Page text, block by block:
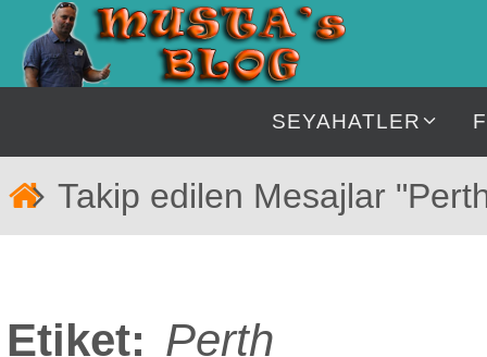
İçeriğe
geç
SEYAHATLER
Takip edilen Mesajlar
Etiket: Perth